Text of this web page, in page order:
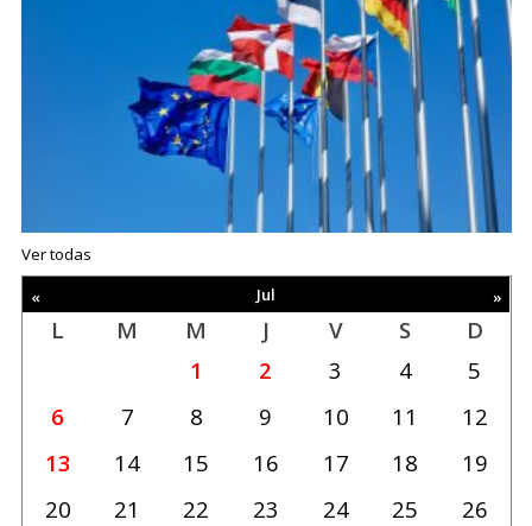
Ver todas
« Jul »
L M M J V S
D
1
2 3 4
5
6
7 8 9 10 11
12
13
14 15 16 17 18
19
20
21 22 23 24 25
26